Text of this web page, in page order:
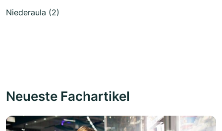
Niederaula (2)
Neueste Fachartikel